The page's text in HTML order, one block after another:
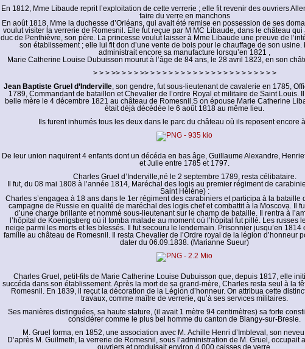
En 1812, Mme Libaude reprit l’exploitation de cette verrerie ; elle fit revenir des ouvriers
faire du verre en manchons
En août 1818, Mme la duchesse d’Orléans, qui avait été remise en possession de ses
voulut visiter la verrerie de Romesnil. Elle fut reçue par M MC Libaude, dans le château qui
duc de Penthièvre, son père. La princesse voulut laisser à Mme Libaude une preuve de
son établissement ; elle lui fit don d’une vente de bois pour le chauffage de son usine.
administrait encore sa manufacture lorsqu’en 1821 ,
Marie Catherine Louise Dubuisson mourut à l’âge de 84 ans, le 28 avril 1823, en son
> > > >> > > > >> > > > > > > > > > > > > > > > > > > > > >
Jean Baptiste Gruel d’Inderville, son gendre, fut sous-lieutenant de cavalerie en 1785,
1789, Commandant de bataillon et Chevalier de l’ordre Royal et militaire de Saint Louis.
belle mère le 4 décembre 1821 au château de Romesnil.S on épouse Marie Catherine
était déjà décédée le 6 août 1818 au même lieu.
Ils furent inhumés tous les deux dans le parc du château où ils reposent encore
De leur union naquirent 4 enfants dont un décéda en bas âge, Guillaume Alexandre,
et Julie entre 1785 et 1797.
Charles Gruel d’Inderville,né le 2 septembre 1789, resta célibataire.
Il fut, du 08 mai 1808 à l’année 1814, Maréchal des logis au premier régiment de
Saint Hélène) :
Charles s’engagea à 18 ans dans le 1er régiment des carabiniers et participa à la bataille
campagne de Russie en qualité de maréchal des logis chef et combattit à la Moscova. Il
d’une charge brillante et nommé sous-lieutenant sur le champ de bataille. Il rentra à
l’hôpital de Koenigsberg où il tomba malade au moment où l’hôpital fut pillé. Les russes
neige parmi les morts et les blessés. Il fut secouru le lendemain. Prisonnier jusqu’en 1814
famille au château de Romesnil. Il resta Chevalier de l’Ordre royal de la légion d’honneur
dater du 06.09.1838. (Marianne Sueur)
Charles Gruel, petit-fils de Marie Catherine Louise Dubuisson que, depuis 1817, elle
succéda dans son établissement. Après la mort de sa grand-mère, Charles resta seul à la
Romesnil. En 1839, il reçut la décoration de la Légion d’honneur. On attribua cette
travaux, comme maître de verrerie, qu’à ses services militaires.
Ses manières distinguées, sa haute stature, (il avait 1 mètre 94 centimètres) sa forte
considérer comme le plus bel homme du canton de Blangy-sur-Bresle.
M. Gruel forma, en 1852, une association avec M. Achille Henri d’Imbleval, son
D’après M. Guilmeth, la verrerie de Romesnil, sous l’administration de M. Gruel, occupait
ouvriers et produisait environ 4,000 caisses de verre.